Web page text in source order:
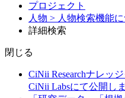
プロジェクト
人物 > 人物検索機能
詳細検索
閉じる
CiNii Researchナレッ
CiNii Labsにて公開し